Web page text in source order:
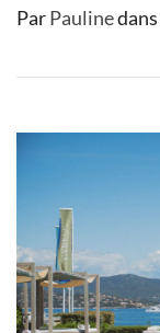
ParPaulinedans